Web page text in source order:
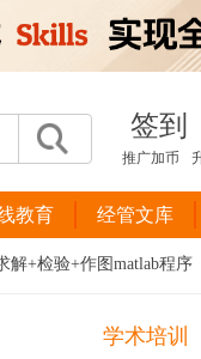
签到
推广加币
教育 经管文库
解+检验+作图matlab程序
学术培训